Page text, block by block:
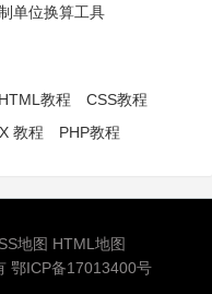
单位换算工具
HTML教程
CSS教程
教程 PHP教程
地图 HTML地图
鄂ICP备17013400号